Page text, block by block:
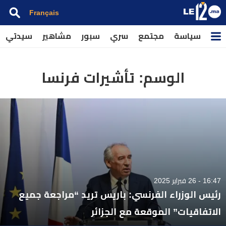
Français
سياسة مجتمع سري سبور مشاهير سيدتي
الوسم: تأشيرات فرنسا
16:47 - 26 فبراير 2025
رئيس الوزراء الفرنسي: باريس تريد “مراجعة جميع
الاتفاقيات” الموقعة مع الجزائر